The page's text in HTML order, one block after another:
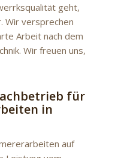
geht,
Wir versprechen
Arbeit nach dem
Wir freuen uns,
für
in
auf